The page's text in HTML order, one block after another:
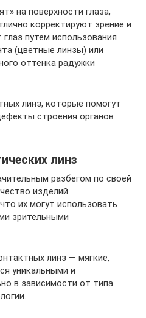
на поверхности глаза,
корректируют зрение и
путем использования
(цветные линзы) или
оттенка радужки
линз, которые помогут
строения органов
линз
разбегом по своей
изделий
их могут использовать
зрительными
линз — мягкие,
уникальными и
в зависимости от типа